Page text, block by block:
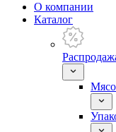
О компании
Каталог